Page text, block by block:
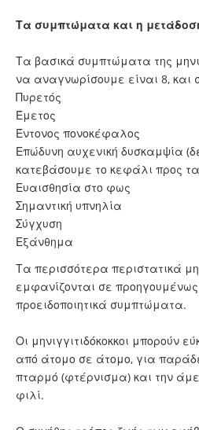
Τα συμπτώματα και η
Τα βασικά συμπτώματα της
να αναγνωρίσουμε είναι 8, και
Πυρετός
Έμετος
Έντονος πονοκέφαλος
Επώδυνη αυχενική δυσκαμψία
κατεβάσουμε το κεφάλι προς
Ευαισθησία στο φως
Σημαντική υπνηλία
Σύγχυση
Εξάνθημα
Τα περισσότερα περιστατικά
εμφανίζονται σε
προειδοποιητικά συμπτώματα.
Οι μηνιγγιτιδόκοκκοι μπορούν
από άτομο σε άτομο, για
πταρμό (φτέρνισμα) και την
φιλί.